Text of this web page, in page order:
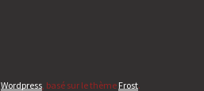
Wordpress, basé sur le thème Frost.